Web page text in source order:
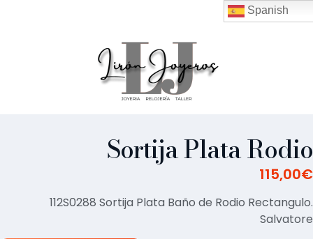
Sortija Plata Rodio
115,00€
112S0288 Sortija Plata Baño de Rodio Rectangulo.
Salvatore
Spanish